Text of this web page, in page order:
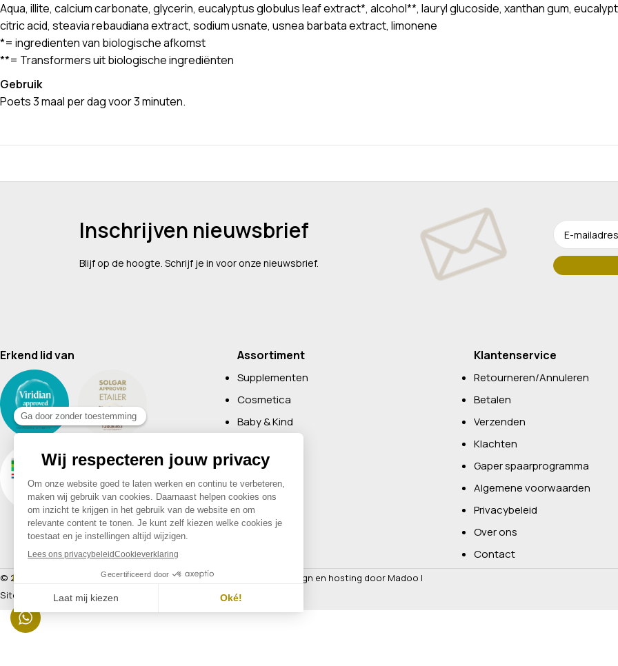
Aqua, illite, calcium carbonate, glycerin, eucalyptus globulus leaf extract*, alcohol**, lauryl glucoside, xanthan gum,
citric acid, steavia rebaudiana extract, sodium usnate, usnea barbata extract, limonene
*= ingredienten van biologische afkomst
**= Transformers uit biologische ingrediënten
Gebruik
Poets 3 maal per dag voor 3 minuten.
Inschrijven nieuwsbrief
Blijf op de hoogte. Schrijf je in voor onze nieuwsbrief.
Erkend lid van Assortiment
Supplementen
Cosmetica
Baby & Kind
Boeken
Huishoudelijk
Non-Food
Diervoeding
Klantenservice
Retourneren/Annuleren
Betalen
Verzenden
Klachten
Gaper spaarprogramma
Algemene voorwaarden
Privacybeleid
Over ons
Contact
© 2026 Drogisterij Het Geheim | Alle rechten voorbehouden | Webdesign en hosting door Madoo |
Sitemap